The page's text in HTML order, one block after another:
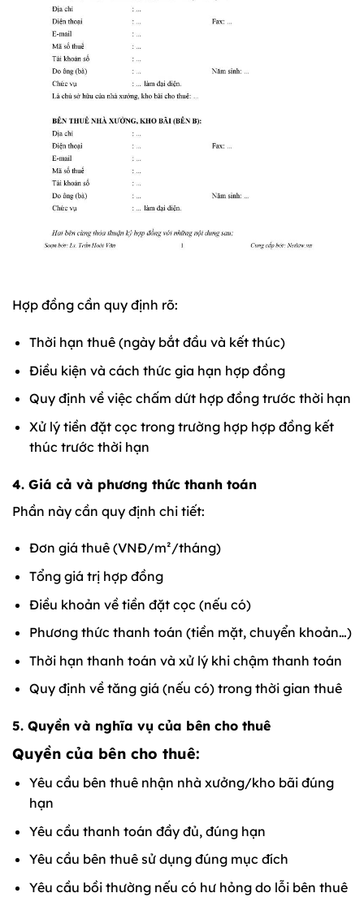
Hợp đồng cần quy định rõ:
Thời hạn thuê (ngày bắt đầu và kết thúc)
Điều kiện và cách thức gia hạn hợp đồng
Quy định về việc chấm dứt hợp đồng trước thời hạn
Xử lý tiền đặt cọc trong trường hợp hợp đồng kết
thúc trước thời hạn
4. Giá cả và phương thức thanh toán
Phần này cần quy định chi tiết:
Đơn giá thuê (VNĐ/m²/tháng)
Tổng giá trị hợp đồng
Điều khoản về tiền đặt cọc (nếu có)
Phương thức thanh toán (tiền mặt, chuyển khoản…)
Thời hạn thanh toán và xử lý khi chậm thanh toán
Quy định về tăng giá (nếu có) trong thời gian thuê
5. Quyền và nghĩa vụ của bên cho thuê
Quyền của bên cho thuê:
Yêu cầu bên thuê nhận nhà xưởng/kho bãi đúng
hạn
Yêu cầu thanh toán đầy đủ, đúng hạn
Yêu cầu bên thuê sử dụng đúng mục đích
Yêu cầu bồi thường nếu có hư hỏng do lỗi bên thuê